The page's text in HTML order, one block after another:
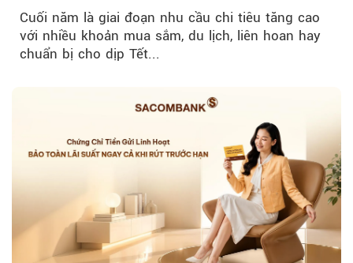
Cuối năm là giai đoạn nhu cầu chi tiêu tăng cao
với nhiều khoản mua sắm, du lịch, liên hoan hay
chuẩn bị cho dịp Tết...